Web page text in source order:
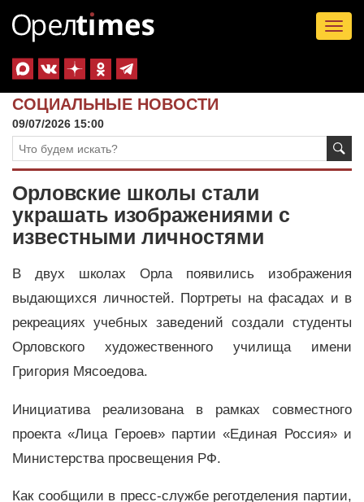
СОЦИАЛЬНЫЕ НОВОСТИ
09/07/2026 15:00
Орловские школы стали
украшать изображениями с
известными личностями
В двух школах Орла появились изображения
выдающихся личностей. Портреты на фасадах и в
рекреациях учебных заведений создали студенты
Орловского художественного училища имени
Григория Мясоедова.
Инициатива реализована в рамках совместного
проекта «Лица Героев» партии «Единая Россия» и
Министерства просвещения РФ.
Как сообщили в пресс-службе реготделения партии,